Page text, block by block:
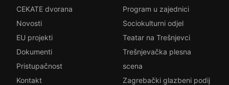
CEKATE dvorana
Novosti
EU projekti
Dokumenti
Pristupačnost
Kontakt
Program u zajednici
Sociokulturni odjel
Teatar na Trešnjevci
Trešnjevačka plesna
scena
Zagrebački glazbeni podij